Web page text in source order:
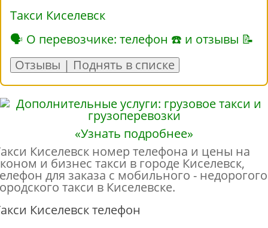
Такси Киселевск
🗣 О перевозчике: телефон ☎ и отзывы 📝
Отзывы | Поднять в списке
«Узнать подробнее»
Киселевск номер телефона и цены на
и бизнес такси в городе Киселевск,
для заказа с мобильного - недорогого
такси в Киселевске.
Киселевск телефон